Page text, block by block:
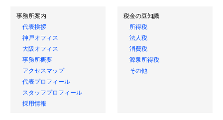
事務所案内
代表挨拶
神戸オフィス
大阪オフィス
事務所概要
アクセスマップ
代表プロフィール
スタッフプロフィール
採用情報
税金の豆知識
所得税
法人税
消費税
源泉所得税
その他